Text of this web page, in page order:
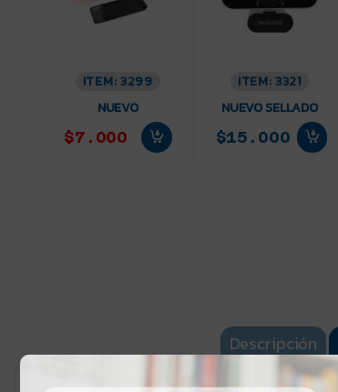
ITEM: 3299
NUEVO
$7.000
ITEM: 3321
NUEVO SELLADO
$15.000
Descripción